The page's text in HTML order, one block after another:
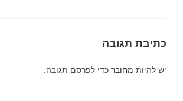
כתיבת תגובה
יש להיות מחובר כדי לפרסם תגובה.